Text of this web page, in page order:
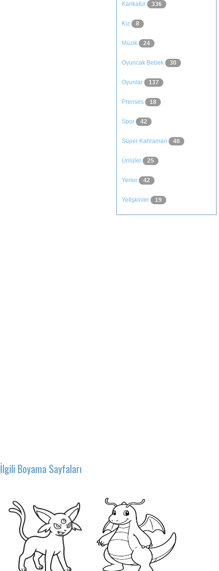
Karikatür 336
Kız 8
Müzik 24
Oyuncak Bebek 30
Oyunlar 137
Prenses 18
Spor 42
Süper Kahraman 48
Ünlüler 25
Yerler 42
Yetişkinler 19
İlgili Boyama Sayfaları